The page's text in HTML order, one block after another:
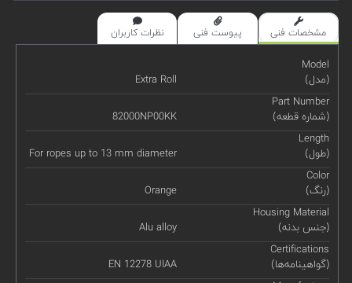
مشخصات فنی پیوست فنی نظرات کاربران
Model
(مدل)
Extra Roll
Part Number
(شماره قطعه)
82000NP00KK
Length
(طول)
For ropes up to 13 mm diameter
Color
(رنگ)
Orange
Housing Material
(جنس بدنه)
Alu alloy
Certifications
(گواهینامه‌ها)
EN 12278 UIAA